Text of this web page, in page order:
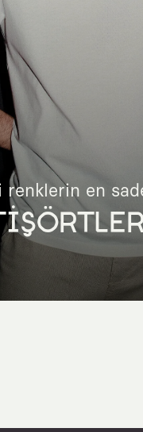
renklerin en